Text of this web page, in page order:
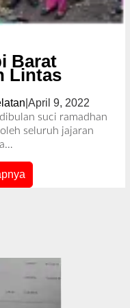
Barat
Lintas
April 9, 2022
l
e
suci ramadhan
seluruh jajaran